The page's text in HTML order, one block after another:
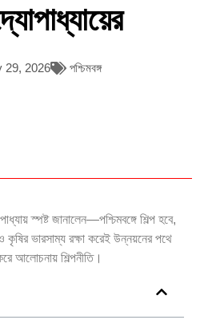
29, 2026 পশ্চিমবঙ্গ
স্পষ্ট জানালেন—পশ্চিমবঙ্গে শিল্প হবে,
কৃষির ভারসাম্য রক্ষা করেই উন্নয়নের পথে
আলোচনায় শিল্পনীতি।